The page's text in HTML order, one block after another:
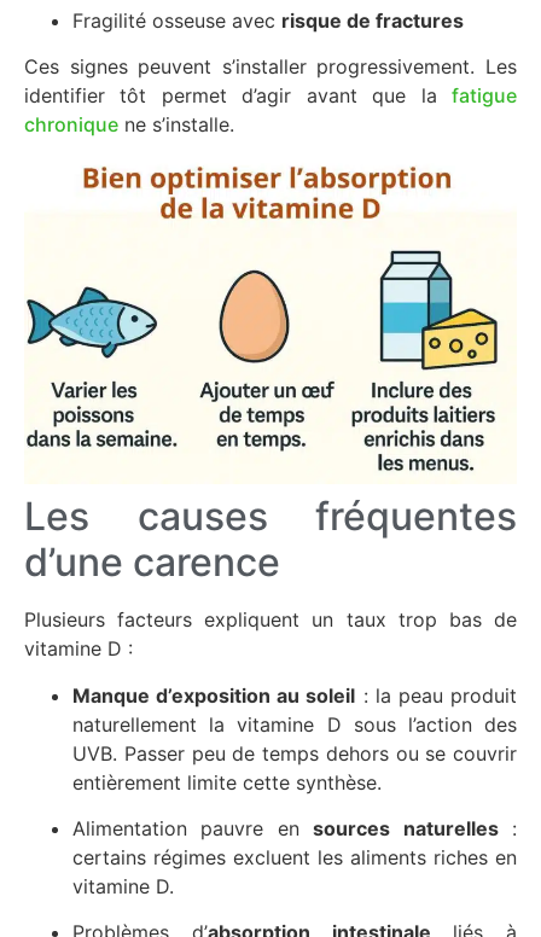
Fragilité osseuse avec risque de fractures
Ces signes peuvent s’installer progressivement. Les
identifier tôt permet d’agir avant que la fatigue
chronique ne s’installe.
Les causes fréquentes
d’une carence
Plusieurs facteurs expliquent un taux trop bas de
vitamine D :
Manque d’exposition au soleil : la peau produit
naturellement la vitamine D sous l’action des
UVB. Passer peu de temps dehors ou se couvrir
entièrement limite cette synthèse.
Alimentation pauvre ensources naturelles:
certains régimes excluent les aliments riches en
vitamine D.